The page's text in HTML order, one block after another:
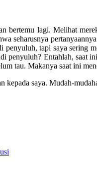
lagi. Melihat
seharusnya
tapi saya
penyuluh? Entahlah,
tau. Makanya saat ini
saya. Mudah-